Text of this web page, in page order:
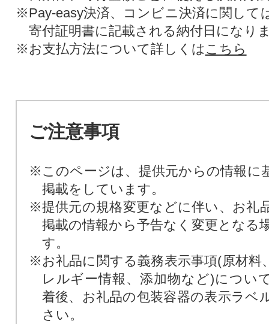
※Pay-easy決済、コンビニ決済に関して
寄付証明書に記載される納付日になり
※お支払方法について詳しくは こちら
ご注意事項
※このページは、提供元からの情報に
掲載をしています。
※提供元の規格変更などに伴い、お礼
掲載の情報から予告なく変更となる
す。
※お礼品に関する義務表示事項(原材料
レルギー情報、添加物など)につい
着後、お礼品の包装容器の表示ラベ
さい。